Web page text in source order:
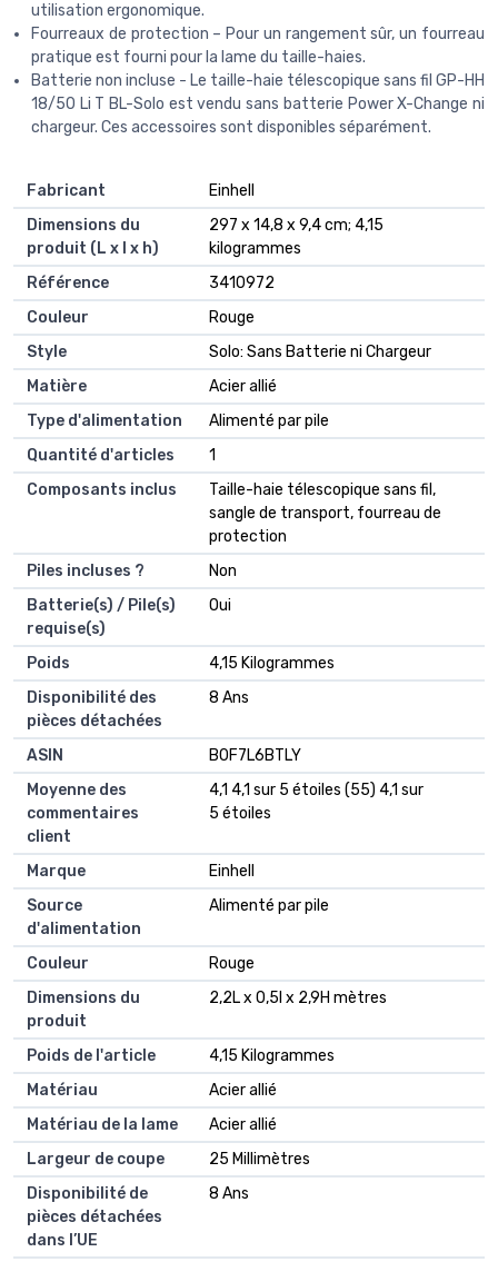
utilisation ergonomique.
Fourreaux de protection – Pour un rangement sûr, un fourreau
pratique est fourni pour la lame du taille-haies.
Batterie non incluse - Le taille-haie télescopique sans fil GP-HH
18/50 Li T BL-Solo est vendu sans batterie Power X-Change ni
chargeur. Ces accessoires sont disponibles séparément.
Fabricant
‎Einhell
Dimensions du
produit (L x l x h)
‎297 x 14,8 x 9,4 cm; 4,15
kilogrammes
Référence
‎3410972
Couleur
‎Rouge
Style
‎Solo: Sans Batterie ni Chargeur
Matière
‎Acier allié
Type d'alimentation
‎Alimenté par pile
Quantité d'articles
‎1
Composants inclus
‎Taille-haie télescopique sans fil,
sangle de transport, fourreau de
protection
Piles incluses ?
‎Non
Batterie(s) / Pile(s)
requise(s)
‎Oui
Poids
‎4,15 Kilogrammes
Disponibilité des
pièces détachées
‎8 Ans
ASIN
B0F7L6BTLY
Moyenne des
commentaires
client
4,1 4,1 sur 5 étoiles (55) 4,1 sur
5 étoiles
Marque
Einhell
Source
d'alimentation
Alimenté par pile
Couleur
Rouge
Dimensions du
produit
2,2L x 0,5l x 2,9H mètres
Poids de l'article
4,15 Kilogrammes
Matériau
Acier allié
Matériau de la lame
Acier allié
Largeur de coupe
25 Millimètres
Disponibilité de
pièces détachées
dans l’UE
8 Ans